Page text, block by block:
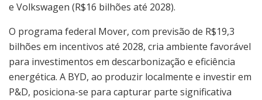
e Volkswagen (R$16 bilhões até 2028).
O programa federal Mover, com previsão de R$19,3
bilhões em incentivos até 2028, cria ambiente favorável
para investimentos em descarbonização e eficiência
energética. A BYD, ao produzir localmente e investir em
P&D, posiciona-se para capturar parte significativa